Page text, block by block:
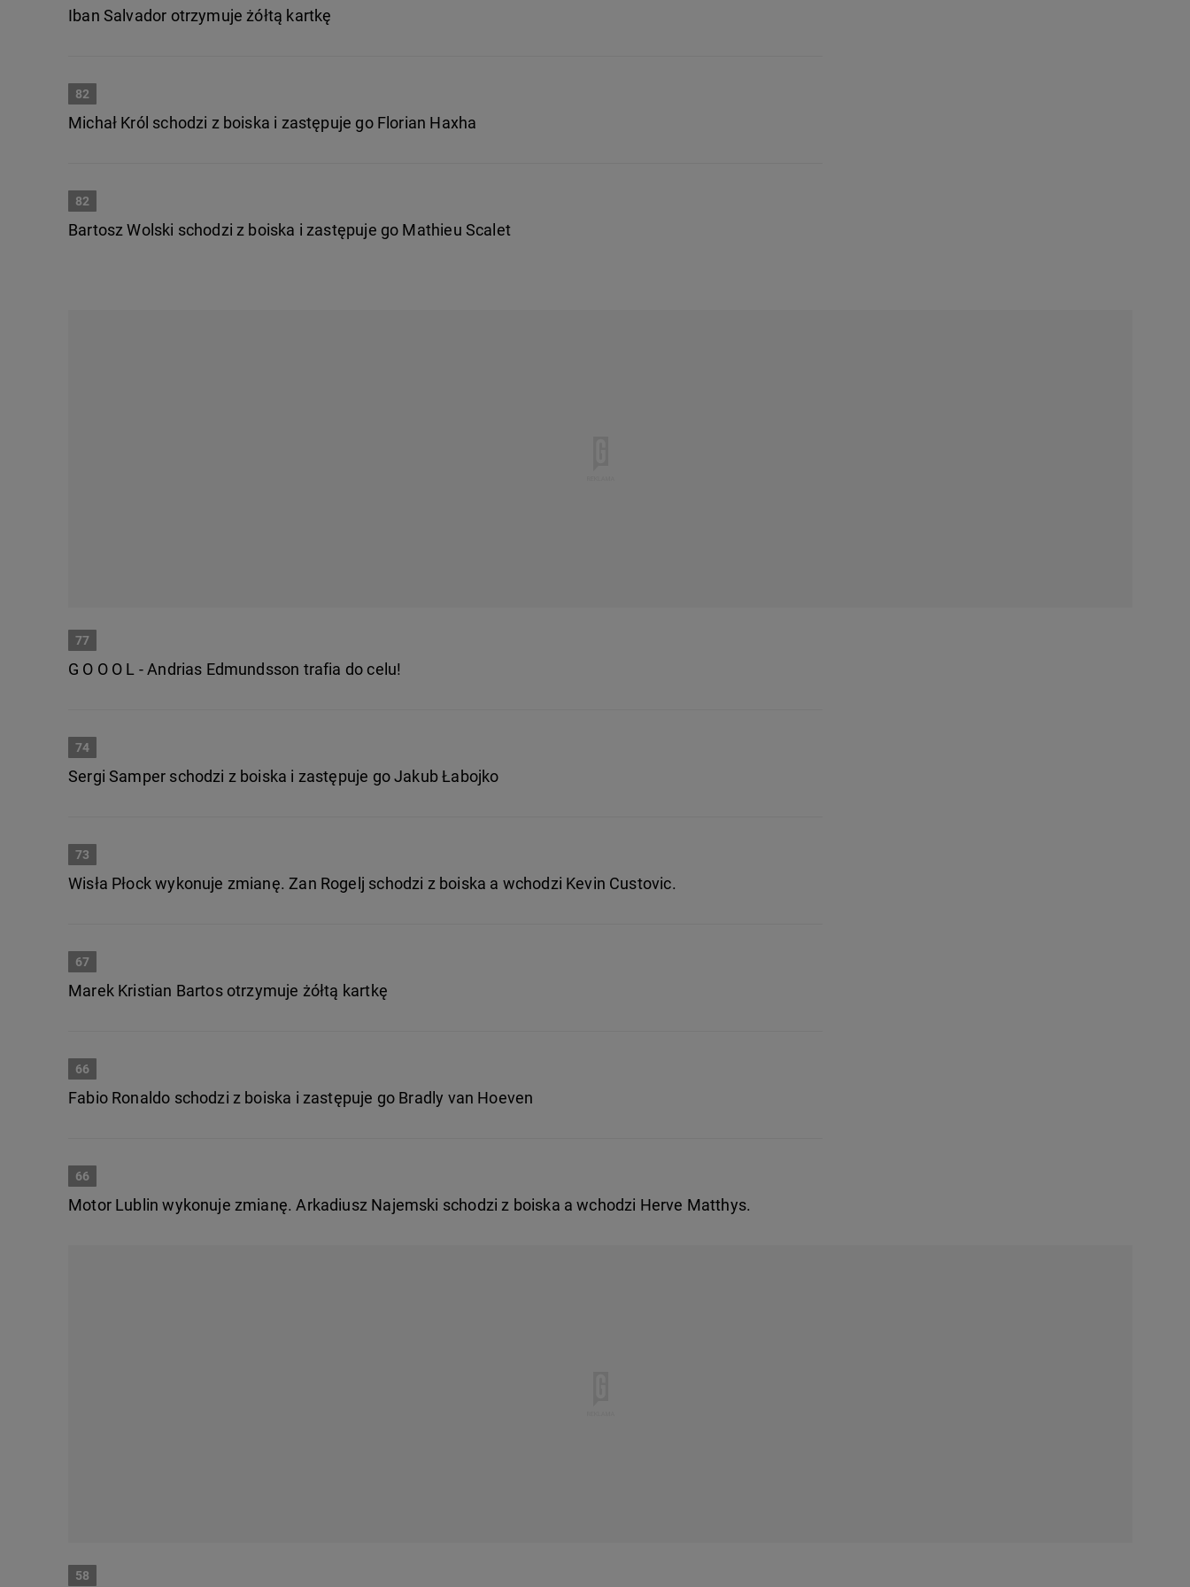
Iban Salvador otrzymuje żółtą kartkę
82
Michał Król schodzi z boiska i zastępuje go Florian Haxha
82
Bartosz Wolski schodzi z boiska i zastępuje go Mathieu Scalet
77
G O O O L - Andrias Edmundsson trafia do celu!
74
Sergi Samper schodzi z boiska i zastępuje go Jakub Łabojko
73
Wisła Płock wykonuje zmianę. Zan Rogelj schodzi z boiska a wchodzi Kevin Custovic.
67
Marek Kristian Bartos otrzymuje żółtą kartkę
66
Fabio Ronaldo schodzi z boiska i zastępuje go Bradly van Hoeven
66
Motor Lublin wykonuje zmianę. Arkadiusz Najemski schodzi z boiska a wchodzi Herve Matthys.
58